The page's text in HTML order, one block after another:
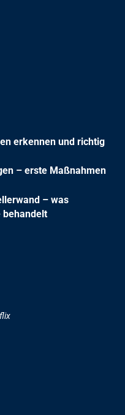
erkennen und richtig
– erste Maßnahmen
– was
behandelt